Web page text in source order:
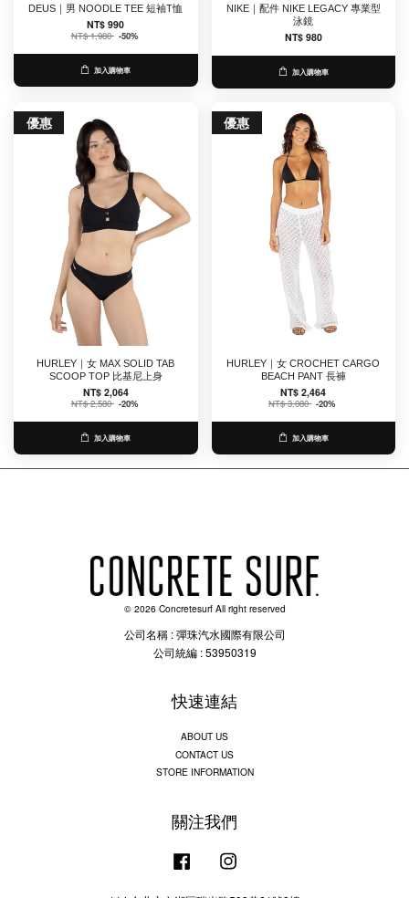
DEUS｜男 NOODLE TEE 短袖T恤
NT$ 990
NT$ 1,980 -50%
加入購物車
NIKE｜配件 NIKE LEGACY 專業型
泳鏡
NT$ 980
加入購物車
優惠
HURLEY｜女 MAX SOLID TAB
SCOOP TOP 比基尼上身
NT$ 2,064
NT$ 2,580 -20%
加入購物車
優惠
HURLEY｜女 CROCHET CARGO
BEACH PANT 長褲
NT$ 2,464
NT$ 3,080 -20%
加入購物車
© 2026 Concretesurf All right reserved
公司名稱 : 彈珠汽水國際有限公司
公司統編 : 53950319
快速連結
ABOUT US
CONTACT US
STORE INFORMATION
關注我們
Facebook